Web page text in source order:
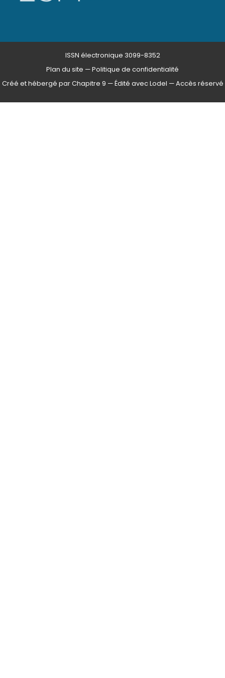
ISSN électronique 3099-8352
Plan du site —Politique de confidentialité
Créé et hébergé par Chapitre 9 —Édité avec Lodel —Accès réservé